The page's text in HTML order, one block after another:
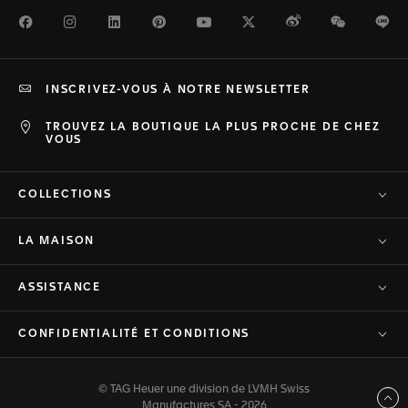
FacebookInstagramLinkedInPinterestYoutubeTwitterWeiboWeChat
TROUVEZ LA BOUTIQUE LA PLUS PROCHE DE CHEZ
VOUS
INSCRIVEZ-VOUS À NOTRE NEWSLETTER
COLLECTIONS
LA MAISON
ASSISTANCE
CONFIDENTIALITÉ ET CONDITIONS
© TAG Heuer une division de LVMH Swiss
Haut de page